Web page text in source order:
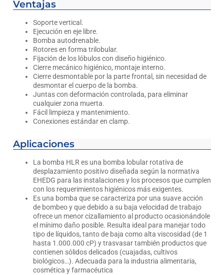
Ventajas
Soporte vertical.
Ejecución en eje libre.
Bomba autodrenable.
Rotores en forma trilobular.
Fijación de los lóbulos con diseño higiénico.
Cierre mecánico higiénico, montaje interno.
Cierre desmontable por la parte frontal, sin necesidad de
desmontar el cuerpo de la bomba.
Juntas con deformación controlada, para eliminar
cualquier zona muerta.
Fácil limpieza y mantenimiento.
Conexiones estándar en clamp.
Aplicaciones
La bomba HLR es una bomba lobular rotativa de
desplazamiento positivo diseñada según la normativa
EHEDG para las instalaciones y los procesos que cumplen
con los requerimientos higiénicos más exigentes.
Es una bomba que se caracteriza por una suave acción
de bombeo y que debido a su baja velocidad de trabajo
ofrece un menor cizallamiento al producto ocasionándole
el mínimo daño posible. Resulta ideal para manejar todo
tipo de líquidos, tanto de baja como alta viscosidad (de 1
hasta 1.000.000 cP) y trasvasar también productos que
contienen sólidos delicados (cuajadas, cultivos
biológicos…). Adecuada para la industria alimentaria,
cosmética y farmacéutica